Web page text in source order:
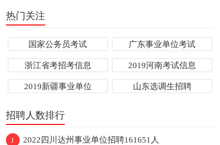
热门关注
国家公务员考试 广东事业单位考试
浙江省考招考信息 2019河南考试信息
2019新疆事业单位 山东选调生招聘
招聘人数排行
1 2022四川达州事业单位招聘161651人